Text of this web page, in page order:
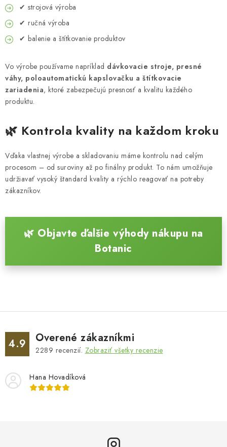
✔ strojová výroba
✔ ručná výroba
✔ balenie a štítkovanie produktov
Vo výrobe používame napríklad dávkovacie stroje, presné
váhy, poloautomatickú kapslovačku a štítkovacie
zariadenia, ktoré zabezpečujú presnosť a kvalitu každého
produktu.
🌿 Kontrola kvality na každom kroku
Vďaka vlastnej výrobe a skladovaniu máme kontrolu nad celým
procesom – od suroviny až po finálny produkt. To nám umožňuje
udržiavať vysoký štandard kvality a rýchlo reagovať na potreby
zákazníkov.
🌿 Objavte ďalšie výhody nákupu na
Botanic
4.9 Overené zákazníkmi
2289 recenzií. Zobraziť všetky recenzie
Hana Hovadíková